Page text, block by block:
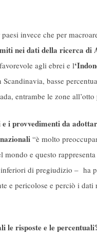
invece che per
nei dati della ricerca di
agli ebrei e l
basse
entrambe le zone all’otto
i provvedimenti da
“è molto
mondo e questo
di pregiudizio – ha
e pericolose e perciò i
le risposte e le